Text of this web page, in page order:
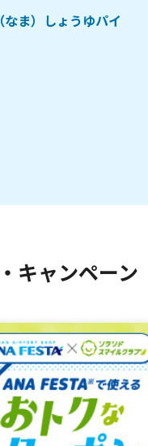
なま）しょうゆパイ
キャンペーン